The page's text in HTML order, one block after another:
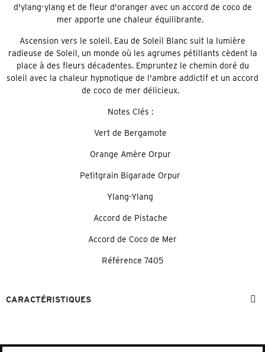
d'ylang-ylang et de fleur d'oranger avec un accord de coco de
mer apporte une chaleur équilibrante.
Ascension vers le soleil. Eau de Soleil Blanc suit la lumière
radieuse de Soleil, un monde où les agrumes pétillants cèdent la
place à des fleurs décadentes. Empruntez le chemin doré du
soleil avec la chaleur hypnotique de l'ambre addictif et un accord
de coco de mer délicieux.
Notes Clés :
Vert de Bergamote
Orange Amère Orpur
Petitgrain Bigarade Orpur
Ylang-Ylang
Accord de Pistache
Accord de Coco de Mer
Référence 7405
CARACTÉRISTIQUES